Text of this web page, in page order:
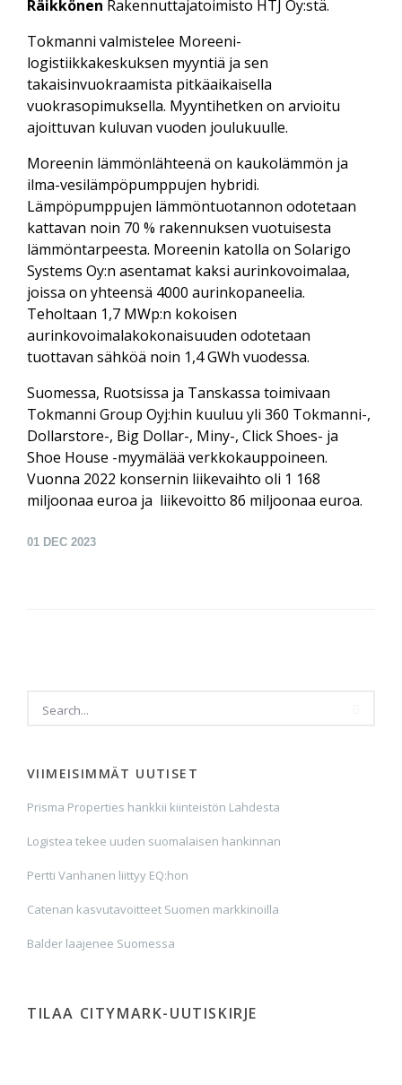
Räikkönen Rakennuttajatoimisto HTJ Oy:stä.
Tokmanni valmistelee Moreeni-
logistiikkakeskuksen myyntiä ja sen
takaisinvuokraamista pitkäaikaisella
vuokrasopimuksella. Myyntihetken on arvioitu
ajoittuvan kuluvan vuoden joulukuulle.
Moreenin lämmönlähteenä on kaukolämmön ja
ilma-vesilämpöpumppujen hybridi.
Lämpöpumppujen lämmöntuotannon odotetaan
kattavan noin 70 % rakennuksen vuotuisesta
lämmöntarpeesta. Moreenin katolla on Solarigo
Systems Oy:n asentamat kaksi aurinkovoimalaa,
joissa on yhteensä 4000 aurinkopaneelia.
Teholtaan 1,7 MWp:n kokoisen
aurinkovoimalakokonaisuuden odotetaan
tuottavan sähköä noin 1,4 GWh vuodessa.
Suomessa, Ruotsissa ja Tanskassa toimivaan
Tokmanni Group Oyj:hin kuuluu yli 360 Tokmanni-,
Dollarstore-, Big Dollar-, Miny-, Click Shoes- ja
Shoe House -myymälää verkkokauppoineen.
Vuonna 2022 konsernin liikevaihto oli 1 168
miljoonaa euroa ja liikevoitto 86 miljoonaa euroa.
01 DEC 2023
VIIMEISIMMÄT UUTISET
Prisma Properties hankkii kiinteistön Lahdesta
Logistea tekee uuden suomalaisen hankinnan
Pertti Vanhanen liittyy EQ:hon
Catenan kasvutavoitteet Suomen markkinoilla
Balder laajenee Suomessa
TILAA CITYMARK-UUTISKIRJE